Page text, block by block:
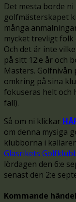
Det mesta borde
golfmästerskapet
många
mycket trevligt
Och det är inte
på sitt 12:e år och
Masters. Golfnivån
omkring på sina
fokuseras helt och
fall).
Så om ni klickar
om denna mysiga
klubborna i
Glasrikets
lördagen den 6:e
senast den 2:e
Kommande